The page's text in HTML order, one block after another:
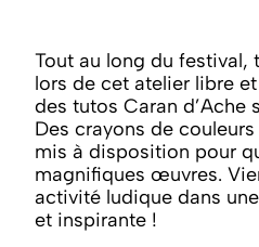
Tout au long du festival,
lors de cet atelier libre
des tutos Caran d’Ache
Des crayons de
mis à disposition pour
magnifiques œuvres.
activité ludique dans
et inspirante !